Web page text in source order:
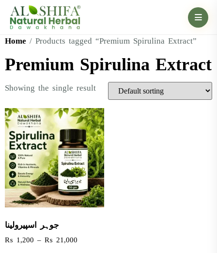
Home / Products tagged “Premium Spirulina Extract”
Premium Spirulina Extract
Showing the single result
جوہر اسپیرولینا
₨ 1,200 – ₨ 21,000